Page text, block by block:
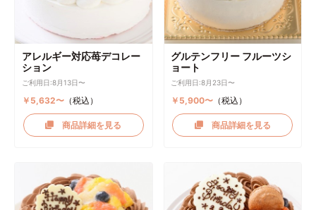
アレルギー対応苺デコレー
ション
ご利用日:8月13日〜
￥5,632〜（税込）
商品詳細を見る
グルテンフリー フルーツシ
ョート
ご利用日:8月23日〜
￥5,900〜 （税込）
商品詳細を見る